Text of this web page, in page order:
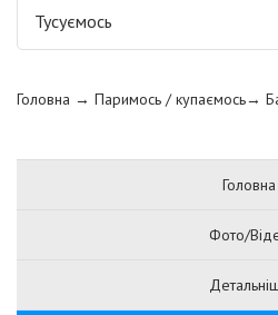
Тусуємось
Головна → Паримось / купаємось→
Головна
Фото/